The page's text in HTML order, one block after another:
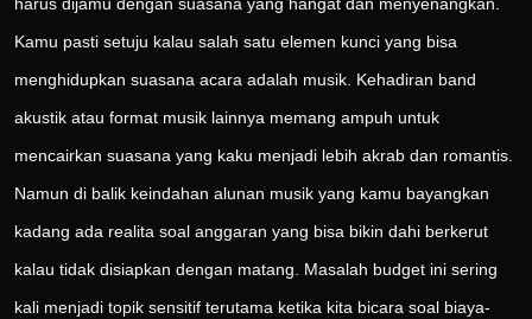
Kamu pasti setuju kalau salah satu elemen kunci yang bisa
menghidupkan suasana acara adalah musik. Kehadiran band
akustik atau format musik lainnya memang ampuh untuk
mencairkan suasana yang kaku menjadi lebih akrab dan romantis.
Namun di balik keindahan alunan musik yang kamu bayangkan
kadang ada realita soal anggaran yang bisa bikin dahi berkerut
kalau tidak disiapkan dengan matang. Masalah budget ini sering
kali menjadi topik sensitif terutama ketika kita bicara soal biaya-